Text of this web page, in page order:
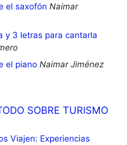
el saxofón Naimar
y 3 letras para cantarla
el piano Naimar Jiménez
SOBRE TURISMO
Viajen: Experiencias